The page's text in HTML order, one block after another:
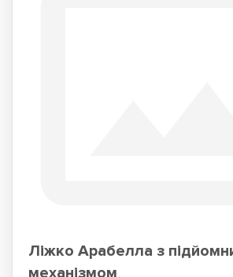
Ліжко Арабелла з
механізмом